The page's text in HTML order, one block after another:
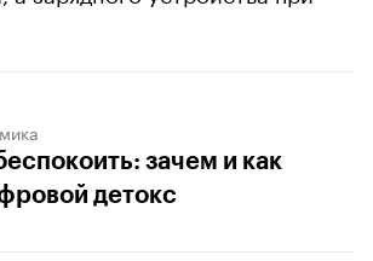
зачем и как
детокс